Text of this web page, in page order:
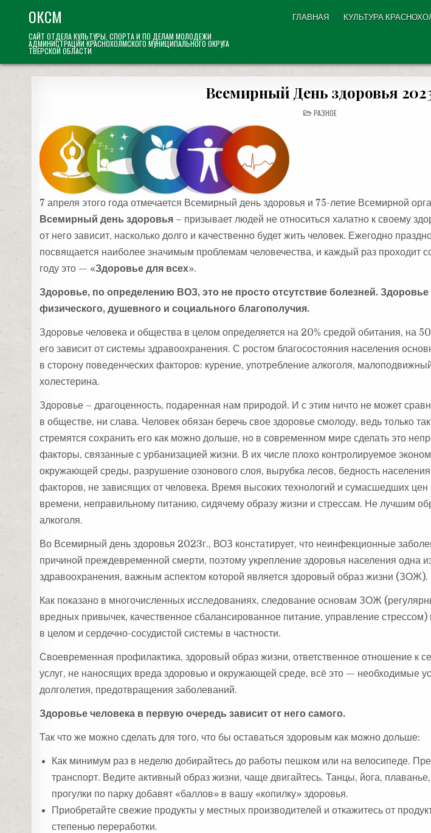
content
ОКСМ
САЙТ ОТДЕЛА КУЛЬТУРЫ, СПОРТА И ПО ДЕЛАМ МОЛОДЕЖИ
АДМИНИСТРАЦИИ КРАСНОХОЛМСКОГО МУНИЦИПАЛЬНОГО ОКРУГА
ТВЕРСКОЙ ОБЛАСТИ
ГЛАВНАЯ КУЛЬТУРА
Всемирный День здоровья
POSTED
IN
РАЗНОЕ
7 апреля этого года отмечается Всемирный день здоровья и 75-летие Всемирной
Всемирный день здоровья – призывает людей не относиться халатно к своему
от него зависит, насколько долго и качественно будет жить человек. Ежегодно
посвящается наиболее значимым проблемам человечества, и каждый раз проходит
году это — «Здоровье для всех».
Здоровье, по определению ВОЗ, это не просто отсутствие болезней.
физического, душевного и социального благополучия.
Здоровье человека и общества в целом определяется на 20% средой обитания, на
его зависит от системы здравоохранения. С ростом благосостояния населения
в сторону поведенческих факторов: курение, употребление алкоголя,
холестерина.
Здоровье – драгоценность, подаренная нам природой. И с этим ничто не может
в обществе, ни слава. Человек обязан беречь свое здоровье смолоду, ведь только
стремятся сохранить его как можно дольше, но в современном мире сделать это
факторы, связанные с урбанизацией жизни. В их числе плохо контролируемое
окружающей среды, разрушение озонового слоя, вырубка лесов, бедность
факторов, не зависящих от человека. Время высоких технологий и сумасшедших цен
времени, неправильному питанию, сидячему образу жизни и стрессам. Не лучшим
алкоголя.
Во Всемирный день здоровья 2023г., ВОЗ констатирует, что неинфекционные
причиной преждевременной смерти, поэтому укрепление здоровья населения одна
здравоохранения, важным аспектом которой является здоровый образ жизни (ЗОЖ).
Как показано в многочисленных исследованиях, следование основам ЗОЖ
вредных привычек, качественное сбалансированное питание, управление
в целом и сердечно-сосудистой системы в частности.
Своевременная профилактика, здоровый образ жизни, ответственное отношение к
услуг, не наносящих вреда здоровью и окружающей среде, всё это — необходимые
долголетия, предотвращения заболеваний.
Здоровье человека в первую очередь зависит от него самого.
Так что же можно сделать для того, что бы оставаться здоровым как можно дольше:
Как минимум раз в неделю добирайтесь до работы пешком или на велосипеде.
транспорт. Ведите активный образ жизни, чаще двигайтесь. Танцы, йога,
прогулки по парку добавят «баллов» в вашу «копилку» здоровья.
Приобретайте свежие продукты у местных производителей и откажитесь от
степенью переработки.